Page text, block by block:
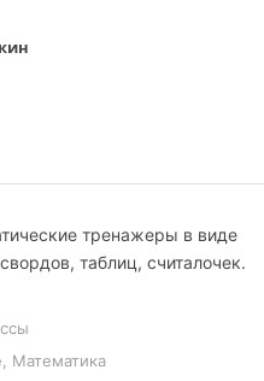
тренажеры в виде
таблиц, считалочек.
Математика